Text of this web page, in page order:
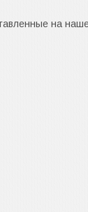
на